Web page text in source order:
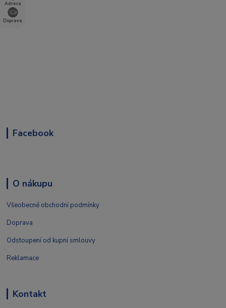
Adresa
Doprava
Facebook
O nákupu
Všeobecné obchodní podmínky
Doprava
Odstoupení od kupní smlouvy
Reklamace
Kontakt